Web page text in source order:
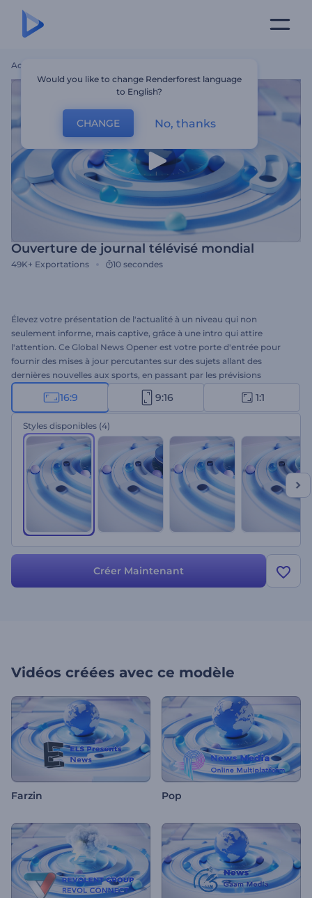
Accueil
Ouverture de journal télévisé mondial
49K+ Exportations 10 secondes
Élevez votre présentation de l'actualité à un niveau qui non
seulement informe, mais captive, grâce à une intro qui attire
l'attention. Ce Global News Opener est votre porte d'entrée pour
fournir des mises à jour percutantes sur des sujets allant des
dernières nouvelles aux sports, en passant par les prévisions
météorologiques, la politique et bien d'autres encore. Grâce à ses
animations professionnelles, ce modèle permet à votre contenu de
se démarquer et d'acquérir une reconnaissance internationale.
Sélectionnez la version qui correspond à votre genre
d'informations, téléchargez votre logo, tapez votre texte et
attendez quelques secondes pour obtenir une ouverture
d'informations unique qui tranche avec le bruit. Créez maintenant !
16:9 9:16 1:1
Styles disponibles (4)
Créer Maintenant
Vidéos créées avec ce modèle
Farzin Pop
Would you like to change Renderforest language
to English?
CHANGE No, thanks